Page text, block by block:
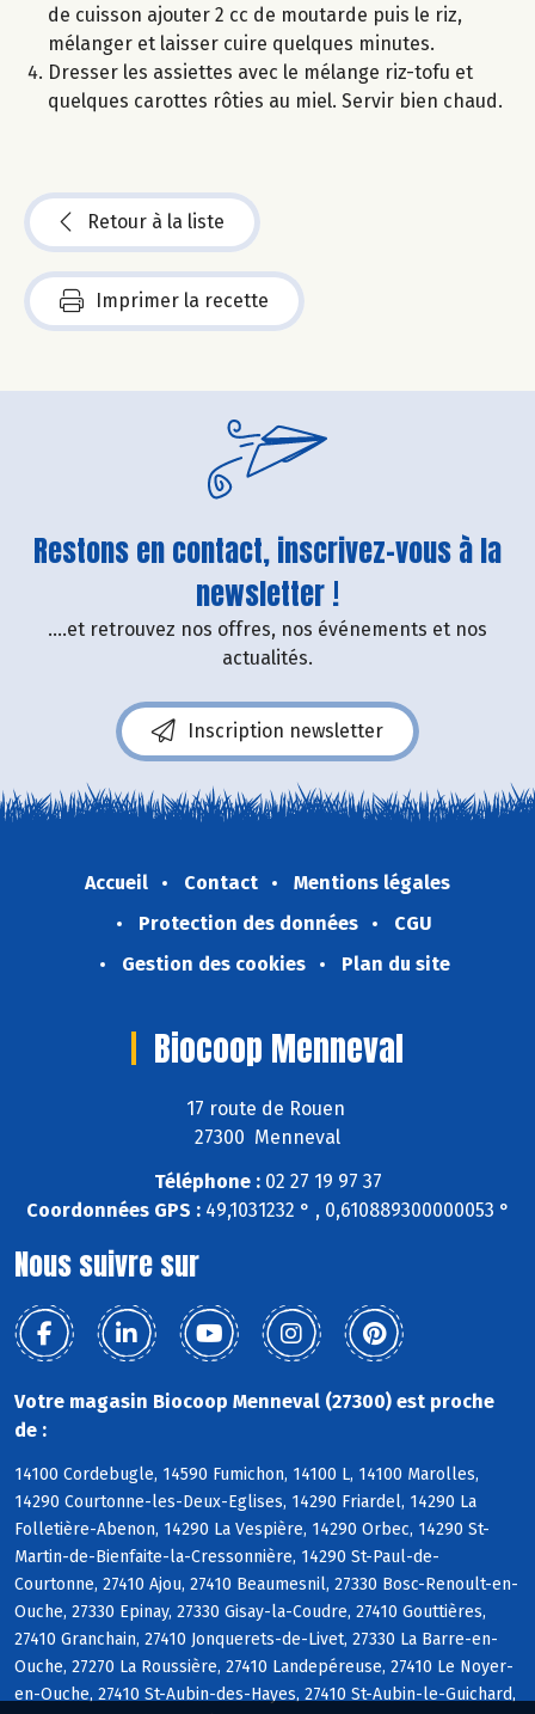
de cuisson ajouter 2 cc de moutarde puis le riz,
mélanger et laisser cuire quelques minutes.
Dresser les assiettes avec le mélange riz-tofu et
quelques carottes rôties au miel. Servir bien chaud.
Retour à la liste
Imprimer la recette
Restons en contact, inscrivez-vous à la
newsletter !
....et retrouvez nos offres, nos événements et nos
actualités.
Inscription newsletter
Accueil Contact
Mentions légales
Protection des données
CGU
Gestion des cookies
Plan du site
Biocoop Menneval
17 route de Rouen
27300 Menneval
Téléphone :02 27 19 97 37
Coordonnées GPS :49,1031232 ° , 0,610889300000053 °
Nous suivre sur
Votre magasin Biocoop Menneval (27300) est proche
de :
14100 Cordebugle, 14590 Fumichon, 14100 L, 14100 Marolles,
14290 Courtonne-les-Deux-Eglises, 14290 Friardel, 14290 La
Folletière-Abenon, 14290 La Vespière, 14290 Orbec, 14290 St-
Martin-de-Bienfaite-la-Cressonnière, 14290 St-Paul-de-
Courtonne, 27410 Ajou, 27410 Beaumesnil, 27330 Bosc-Renoult-en-
Ouche, 27330 Epinay, 27330 Gisay-la-Coudre, 27410 Gouttières,
27410 Granchain, 27410 Jonquerets-de-Livet, 27330 La Barre-en-
Ouche, 27270 La Roussière, 27410 Landepéreuse, 27410 Le Noyer-
en-Ouche, 27410 St-Aubin-des-Hayes, 27410 St-Aubin-le-Guichard,